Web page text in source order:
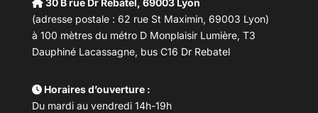
30 B rue Dr Rebatel, 69003 Lyon
(adresse postale : 62 rue St Maximin, 69003 Lyon)
à 100 mètres du métro D Monplaisir Lumière, T3
Dauphiné Lacassagne, bus C16 Dr Rebatel
Horaires d’ouverture :
Du mardi au vendredi 14h-19h